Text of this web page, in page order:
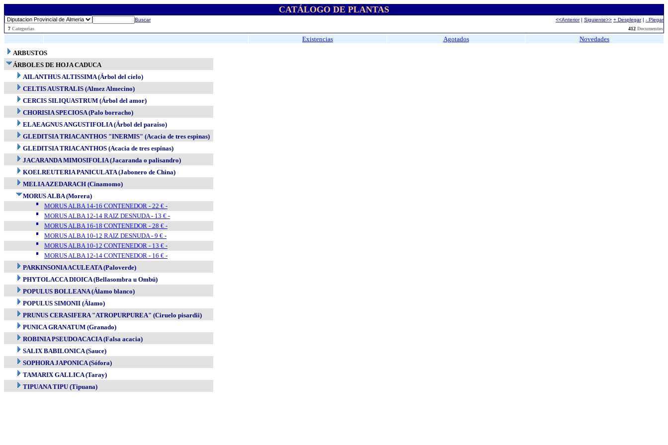
CATÁLOGO DE PLANTAS
Buscar <<Anterior| Siguiente>> + Desplegar| - Plegar
7 Categorias 412 Documentos
Existencias Agotados
Novedades
ARBUSTOS
ÁRBOLES DE HOJA CADUCA
AILANTHUS ALTISSIMA (Árbol del cielo)
CELTIS AUSTRALIS (Almez Almecino)
CERCIS SILIQUASTRUM (Árbol del amor)
CHORISIA SPECIOSA (Palo borracho)
ELAEAGNUS ANGUSTIFOLIA (Árbol del paraiso)
GLEDITSIA TRIACANTHOS "INERMIS" (Acacia de tres espinas)
GLEDITSIA TRIACANTHOS (Acacia de tres espinas)
JACARANDA MIMOSIFOLIA (Jacaranda o palisandro)
KOELREUTERIA PANICULATA (Jabonero de China)
MELIA AZEDARACH (Cinamomo)
MORUS ALBA (Morera)
MORUS ALBA 14-16 CONTENEDOR - 22 € -
MORUS ALBA 12-14 RAIZ DESNUDA - 13 € -
MORUS ALBA 16-18 CONTENEDOR - 28 € -
MORUS ALBA 10-12 RAIZ DESNUDA - 9 € -
MORUS ALBA 10-12 CONTENEDOR - 13 € -
MORUS ALBA 12-14 CONTENEDOR - 16 € -
PARKINSONIA ACULEATA (Paloverde)
PHYTOLACCA DIOICA (Bellasombra u Ombú)
POPULUS BOLLEANA (Álamo blanco)
POPULUS SIMONII (Álamo)
PRUNUS CERASIFERA "ATROPURPUREA" (Ciruelo pisardii)
PUNICA GRANATUM (Granado)
ROBINIA PSEUDOACACIA (Falsa acacia)
SALIX BABILONICA (Sauce)
SOPHORA JAPONICA (Sófora)
TAMARIX GALLICA (Taray)
TIPUANA TIPU (Tipuana)